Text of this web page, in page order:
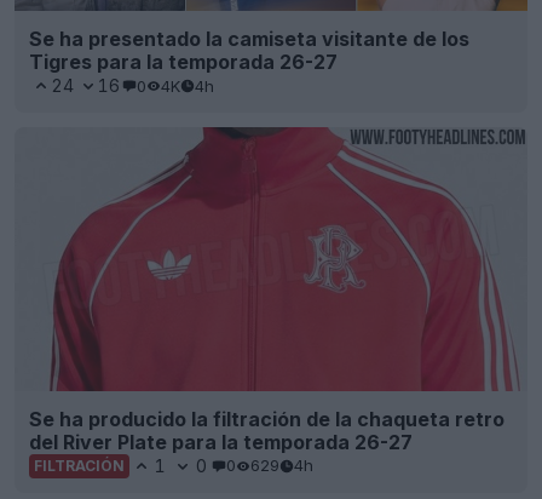
Se ha presentado la camiseta visitante de los
Tigres para la temporada 26-27
24 16 0 4K 4h
Se ha producido la filtración de la chaqueta retro
del River Plate para la temporada 26-27
FILTRACIÓN 1 0 0 629 4h